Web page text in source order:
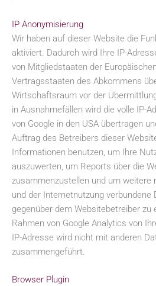
IP Anonymisierung
Wir haben auf dieser Website die
aktiviert. Dadurch wird Ihre IP-
von Mitgliedstaaten der
Vertragsstaaten des Abkommens
Wirtschaftsraum vor der
in Ausnahmefällen wird die volle IP-
von Google in den USA übertragen
Auftrag des Betreibers dieser
Informationen benutzen, um Ihre
auszuwerten, um Reports über die
zusammenzustellen und um weitere
und der Internetnutzung verbundene
gegenüber dem Websitebetreiber zu
Rahmen von Google Analytics von
IP-Adresse wird nicht mit anderen
zusammengeführt.
Browser Plugin